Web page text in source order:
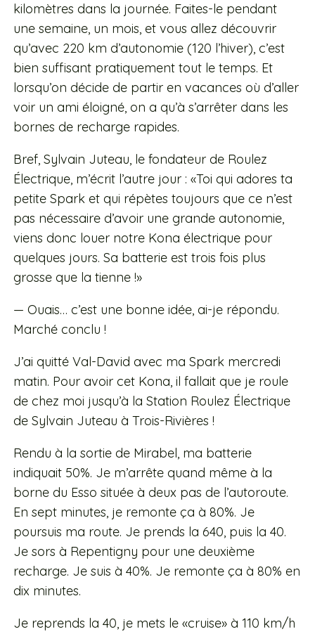
kilomètres dans la journée. Faites-le pendant
une semaine, un mois, et vous allez découvrir
qu’avec 220 km d’autonomie (120 l’hiver), c’est
bien suffisant pratiquement tout le temps. Et
lorsqu’on décide de partir en vacances où d’aller
voir un ami éloigné, on a qu’à s’arrêter dans les
bornes de recharge rapides.
Bref, Sylvain Juteau, le fondateur de Roulez
Électrique, m’écrit l’autre jour : «Toi qui adores ta
petite Spark et qui répètes toujours que ce n’est
pas nécessaire d’avoir une grande autonomie,
viens donc louer notre Kona électrique pour
quelques jours. Sa batterie est trois fois plus
grosse que la tienne !»
— Ouais… c’est une bonne idée, ai-je répondu.
Marché conclu !
J’ai quitté Val-David avec ma Spark mercredi
matin. Pour avoir cet Kona, il fallait que je roule
de chez moi jusqu’à la Station Roulez Électrique
de Sylvain Juteau à Trois-Rivières !
Rendu à la sortie de Mirabel, ma batterie
indiquait 50%. Je m’arrête quand même à la
borne du Esso située à deux pas de l’autoroute.
En sept minutes, je remonte ça à 80%. Je
poursuis ma route. Je prends la 640, puis la 40.
Je sors à Repentigny pour une deuxième
recharge. Je suis à 40%. Je remonte ça à 80% en
dix minutes.
Je reprends la 40, je mets le «cruise» à 110 km/h